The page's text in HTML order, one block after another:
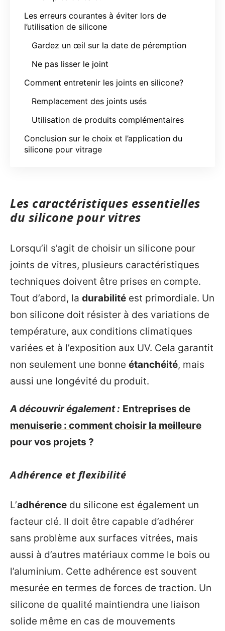
Les erreurs courantes à éviter lors de
l’utilisation de silicone
Gardez un œil sur la date de péremption
Ne pas lisser le joint
Comment entretenir les joints en silicone?
Remplacement des joints usés
Utilisation de produits complémentaires
Conclusion sur le choix et l’application du
silicone pour vitrage
Les caractéristiques essentielles
du silicone pour vitres
Lorsqu’il s’agit de choisir un silicone pour
joints de vitres, plusieurs caractéristiques
techniques doivent être prises en compte.
Tout d’abord, la durabilité est primordiale. Un
bon silicone doit résister à des variations de
température, aux conditions climatiques
variées et à l’exposition aux UV. Cela garantit
non seulement une bonne étanchéité, mais
aussi une longévité du produit.
A découvrir également : Entreprises de
menuiserie : comment choisir la meilleure
pour vos projets ?
Adhérence et flexibilité
L’adhérence du silicone est également un
facteur clé. Il doit être capable d’adhérer
sans problème aux surfaces vitrées, mais
aussi à d’autres matériaux comme le bois ou
l’aluminium. Cette adhérence est souvent
mesurée en termes de forces de traction. Un
silicone de qualité maintiendra une liaison
solide même en cas de mouvements